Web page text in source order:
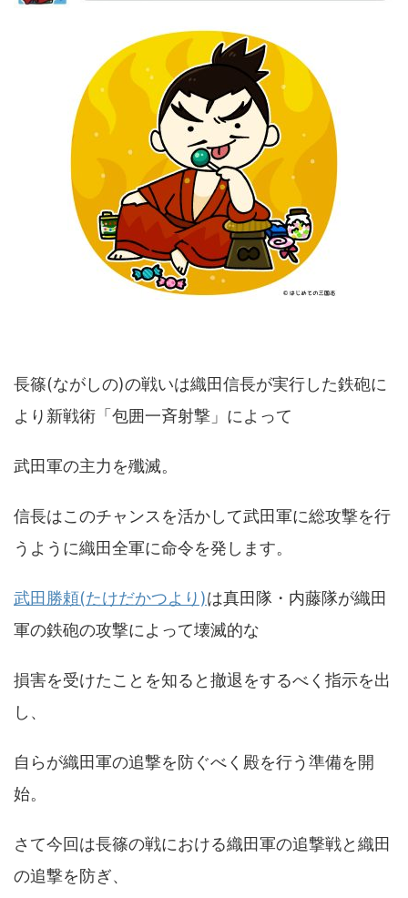
長篠(ながしの)の戦いは織田信長が実行した鉄砲に
より新戦術「包囲一斉射撃」によって
武田軍の主力を殲滅。
信長はこのチャンスを活かして武田軍に総攻撃を行
うように織田全軍に命令を発します。
武田勝頼(たけだかつより)は真田隊・内藤隊が織田
軍の鉄砲の攻撃によって壊滅的な
損害を受けたことを知ると撤退をするべく指示を出
し、
自らが織田軍の追撃を防ぐべく殿を行う準備を開
始。
さて今回は長篠の戦における織田軍の追撃戦と織田
の追撃を防ぎ、